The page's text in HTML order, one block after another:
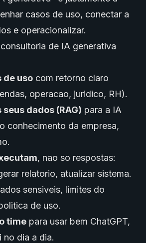
casos de uso, conectar a
e operacionalizar.
de IA generativa
de uso com retorno claro
operacao, juridico, RH).
dados (RAG) para a IA
conhecimento da empresa,
, nao so respostas:
relatorio, atualizar sistema.
sensiveis, limites do
de uso.
time para usar bem ChatGPT,
no dia a dia.